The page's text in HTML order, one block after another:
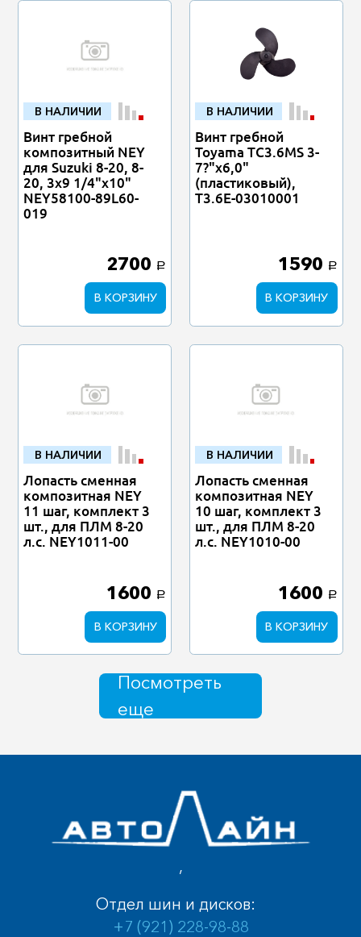
В НАЛИЧИИ
Винт гребной
композитный NEY
для Suzuki 8-20, 8-
20, 3x9 1/4"x10"
NEY58100-89L60-
019
2700 a
В КОРЗИНУ
В НАЛИЧИИ
Винт гребной
Toyama TC3.6MS 3-
7?"х6,0"
(пластиковый),
T3.6E-03010001
1590 a
В КОРЗИНУ
В НАЛИЧИИ
Лопасть сменная
композитная NEY
11 шаг, комплект 3
шт., для ПЛМ 8-20
л.с. NEY1011-00
1600 a
В КОРЗИНУ
В НАЛИЧИИ
Лопасть сменная
композитная NEY
10 шаг, комплект 3
шт., для ПЛМ 8-20
л.с. NEY1010-00
1600 a
В КОРЗИНУ
Посмотреть
еще
,
Отдел шин и дисков:
+7 (921) 228-98-88